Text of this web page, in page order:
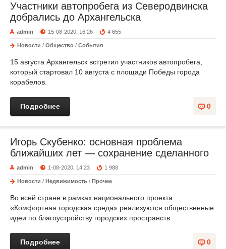
Участники автопробега из Северодвинска
добрались до Архангельска
admin 15-08-2020, 16:26 4 655
Новости / Общество / События
15 августа Архангельск встретил участников автопробега,
который стартовал 10 августа с площади Победы города
корабелов.
0
Подробнее
Игорь Скубенко: основная проблема
ближайших лет — сохранение сделанного
admin 1-08-2020, 14:23 1 988
Новости / Недвижимость / Прочее
Во всей стране в рамках национального проекта
«Комфортная городская среда» реализуются общественные
идеи по благоустройству городских пространств.
0
Подробнее